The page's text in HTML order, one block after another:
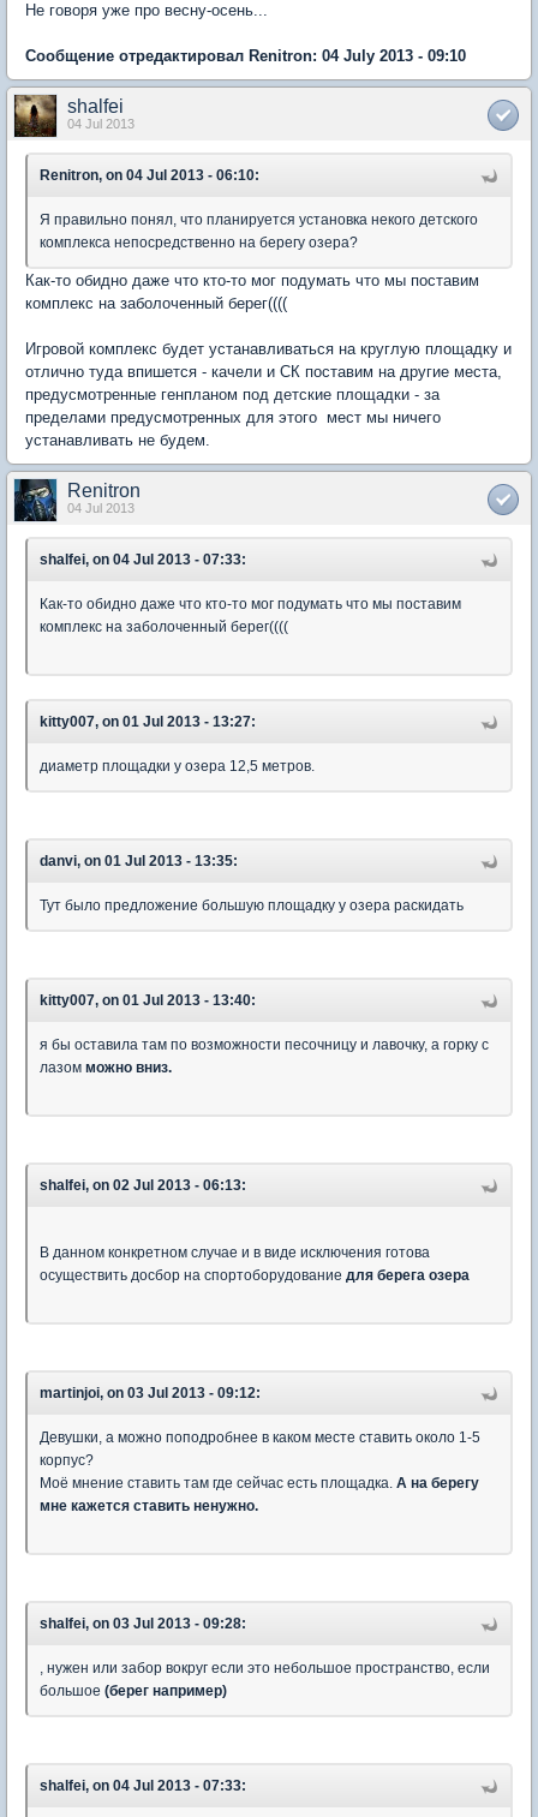
Не говоря уже про весну-осень...
Сообщение отредактировал Renitron: 04 July 2013 - 09:10
shalfei
04 Jul 2013
Renitron, on 04 Jul 2013 - 06:10:
Я правильно понял, что планируется установка некого детского
комплекса непосредственно на берегу озера?
Как-то обидно даже что кто-то мог подумать что мы поставим
комплекс на заболоченный берег((((
Игровой комплекс будет устанавливаться на круглую площадку и
отлично туда впишется - качели и СК поставим на другие места,
предусмотренные генпланом под детские площадки - за
пределами предусмотренных для этого мест мы ничего
устанавливать не будем.
Renitron
04 Jul 2013
shalfei, on 04 Jul 2013 - 07:33:
Как-то обидно даже что кто-то мог подумать что мы поставим
комплекс на заболоченный берег((((
kitty007, on 01 Jul 2013 - 13:27:
диаметр площадки у озера 12,5 метров.
danvi, on 01 Jul 2013 - 13:35:
Тут было предложение большую площадку у озера раскидать
kitty007, on 01 Jul 2013 - 13:40:
я бы оставила там по возможности песочницу и лавочку, а горку с
лазом можно вниз.
shalfei, on 02 Jul 2013 - 06:13:
В данном конкретном случае и в виде исключения готова
осуществить досбор на спортоборудование для берега озера
martinjoi, on 03 Jul 2013 - 09:12:
Девушки, а можно поподробнее в каком месте ставить около 1-5
корпус?
Моё мнение ставить там где сейчас есть площадка. А на берегу
мне кажется ставить ненужно.
shalfei, on 03 Jul 2013 - 09:28:
, нужен или забор вокруг если это небольшое пространство, если
большое (берег например)
shalfei, on 04 Jul 2013 - 07:33: